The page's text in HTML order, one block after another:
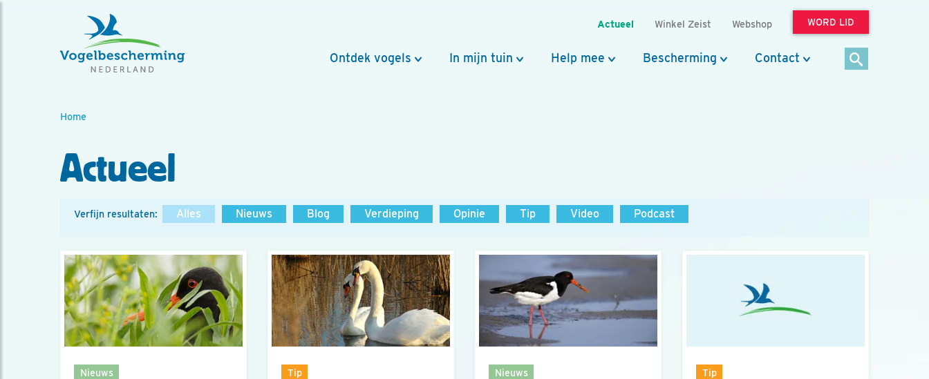
Actueel Winkel Zeist Webshop WORD LID
Ontdek vogels In mijn tuin Help mee Bescherming Contact
Home
Actueel
Verfijn resultaten: Alles Nieuws Blog Verdieping Opinie Tip Video Podcast
Nieuws Tip Nieuws Tip